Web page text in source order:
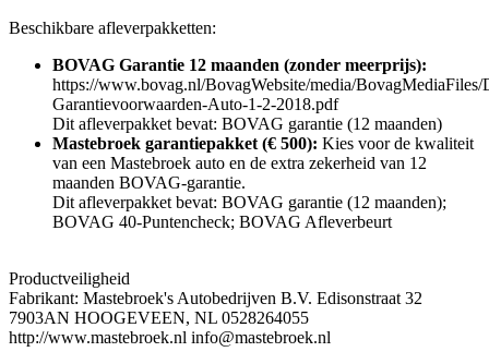
Beschikbare afleverpakketten:
BOVAG Garantie 12 maanden (zonder meerprijs):
https://www.bovag.nl/BovagWebsite/media/
Garantievoorwaarden-Auto-1-2-2018.pdf
Dit afleverpakket bevat: BOVAG garantie (12 maanden)
Mastebroek garantiepakket (€ 500): Kies voor de kwaliteit
van een Mastebroek auto en de extra zekerheid van 12
maanden BOVAG-garantie.
Dit afleverpakket bevat: BOVAG garantie (12 maanden);
BOVAG 40-Puntencheck; BOVAG Afleverbeurt
Productveiligheid
Fabrikant: Mastebroek's Autobedrijven B.V. Edisonstraat 32
7903AN HOOGEVEEN, NL 0528264055
http://www.mastebroek.nl info@mastebroek.nl